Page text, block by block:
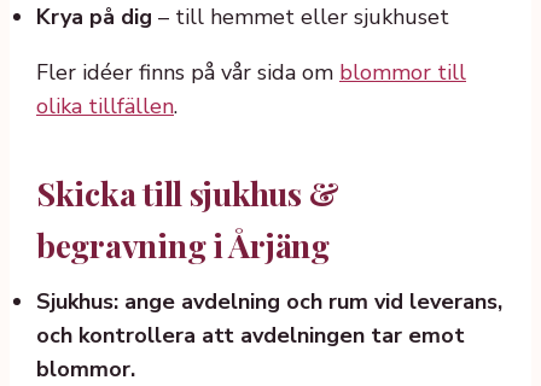
Krya på dig – till hemmet eller sjukhuset
Fler idéer finns på vår sida om blommor till
olika tillfällen.
Skicka till sjukhus &
begravning i Årjäng
Sjukhus: ange avdelning och rum vid leverans,
och kontrollera att avdelningen tar emot
blommor.